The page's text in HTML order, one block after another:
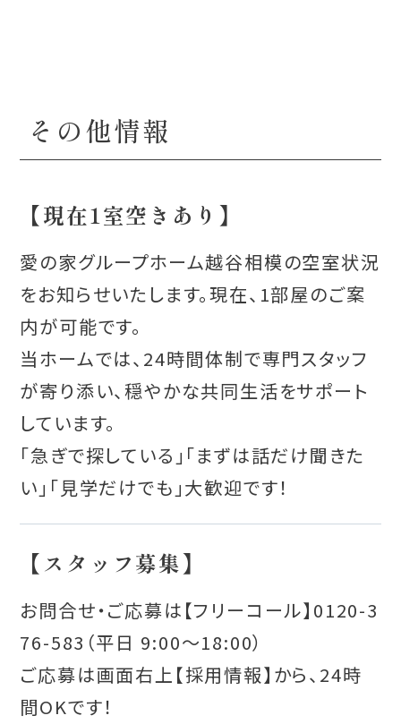
その他情報
【現在1室空きあり】
愛の家グループホーム越谷相模の空室状況
をお知らせいたします。現在、1部屋のご案
内が可能です。
当ホームでは、24時間体制で専門スタッフ
が寄り添い、穏やかな共同生活をサポート
しています。
「急ぎで探している」「まずは話だけ聞きた
い」「見学だけでも」大歓迎です！
【スタッフ募集】
お問合せ・ご応募は【フリーコール】0120-3
76-583（平日 9:00～18:00）
ご応募は画面右上【採用情報】から、24時
間OKです！